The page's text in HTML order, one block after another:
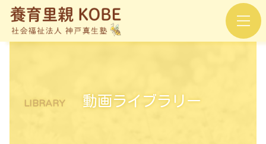
LIBRARY 動画ライブラリー